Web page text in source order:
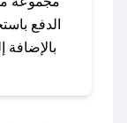
في حال عدم
الدفع